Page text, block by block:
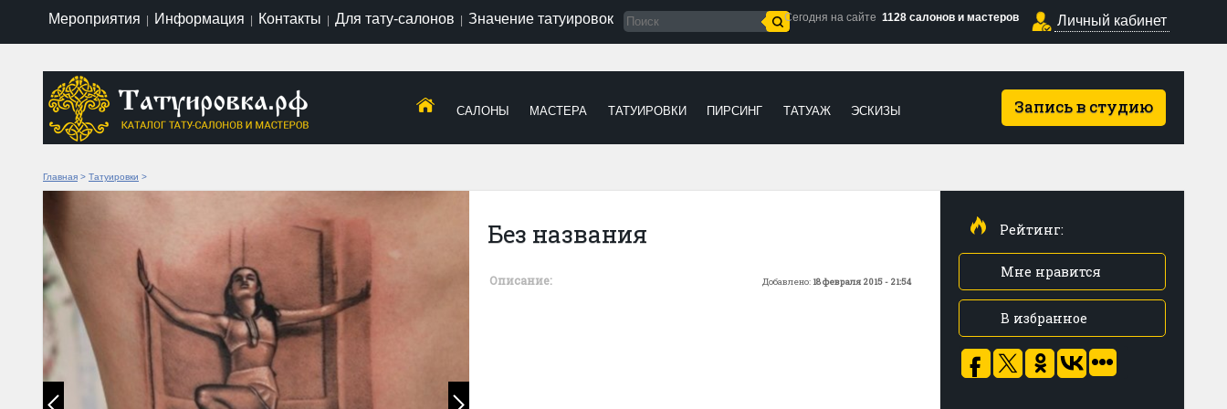
Мероприятия Информация Контакты Для тату-салонов Значение татуировок Сегодня на сайте 1128 салонов и мастеров Личный кабинет
Запись в студию
САЛОНЫ МАСТЕРА ТАТУИРОВКИ ПИРСИНГ ТАТУАЖ ЭСКИЗЫ
Главная > Татуировки >
Без названия
Описание: Добавлено: 18 февраля 2015 - 21:54
Рейтинг:
Мне нравится
В избранное